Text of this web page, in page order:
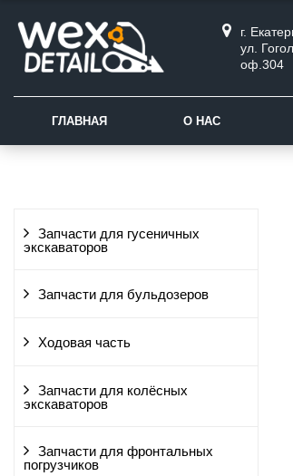
г.
ул.
оф.304
ГЛАВНАЯ О НАС
Запчасти для гусеничных
экскаваторов
Запчасти для бульдозеров
Ходовая часть
Запчасти для колёсных
экскаваторов
Запчасти для фронтальных
погрузчиков